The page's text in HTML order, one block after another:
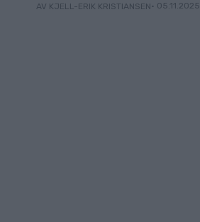
AV KJELL-ERIK KRISTIANSEN• 05.11.2025